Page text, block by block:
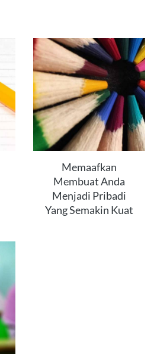
Memaafkan
Membuat Anda
Menjadi Pribadi
Yang Semakin Kuat